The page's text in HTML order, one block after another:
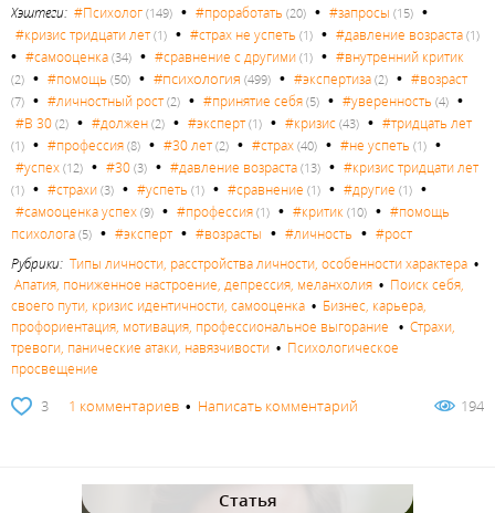
Хэштеги: #Психолог (149) • #проработать (20) • #запросы (15) •
#кризис тридцати лет(1) • #страх не успеть (1) • #давление возраста (1)
• #самооценка (34) • #сравнение с другими (1) • #внутренний критик
(2) • #помощь (50) • #психология (499) • #экспертиза (2) • #возраст
(7) • #личностный рост(2) • #принятие себя (5) • #уверенность (4) •
#В 30 (2) • #должен (2) • #эксперт(1) • #кризис (43) • #тридцать лет
(1) • #профессия (8) • #30 лет(2) • #страх (40) • #не успеть (1) •
#успех (12) • #30 (3) • #давление возраста (13) • #кризис тридцати лет
(1) • #страхи (3) • #успеть (1) • #сравнение (1) • #другие (1) •
#самооценка успех (9) • #профессия (1) • #критик (10) • #помощь
психолога (5) • #эксперт• #возрасты • #личность • #рост
Рубрики: Типы личности, расстройства личности, особенности характера •
Апатия, пониженное настроение, депрессия, меланхолия • Поиск себя,
своего пути, кризис идентичности, самооценка • Бизнес, карьера,
профориентация, мотивация, профессиональное выгорание • Страхи,
тревоги, панические атаки, навязчивости • Психологическое
просвещение
3 1 комментариев • Написать комментарий 194
Статья